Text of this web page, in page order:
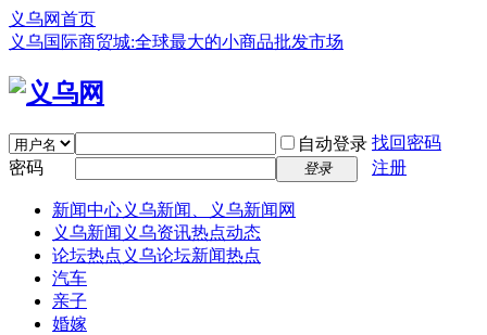
义乌网首页
义乌国际商贸城:全球最大的小商品批发市场
自动登录 找回密码
密码
登录 注册
新闻中心义乌新闻、义乌新闻网
义乌新闻 义乌资讯热点动态
论坛热点 义乌论坛新闻热点
汽车
亲子
婚嫁